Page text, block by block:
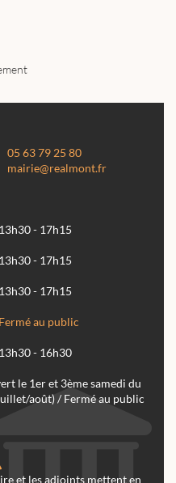
05 63 79 25 80
mairie@realmont.fr
- 17h15
- 17h15
- 17h15
au public
- 16h30
le 1er et 3ème samedi du
août) / Fermé au public
et les adjoints mettent en